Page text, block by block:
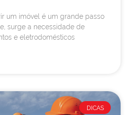
um imóvel é um grande passo
surge a necessidade de
e eletrodomésticos
DICAS